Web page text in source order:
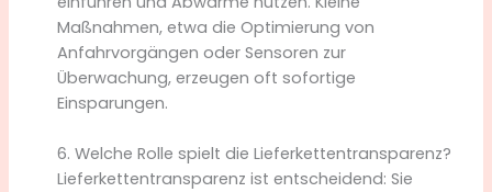
Maßnahmen, etwa die Optimierung von
Anfahrvorgängen oder Sensoren zur
Überwachung, erzeugen oft sofortige
Einsparungen.
6. Welche Rolle spielt die Lieferkettentransparenz?
Lieferkettentransparenz ist entscheidend: Sie